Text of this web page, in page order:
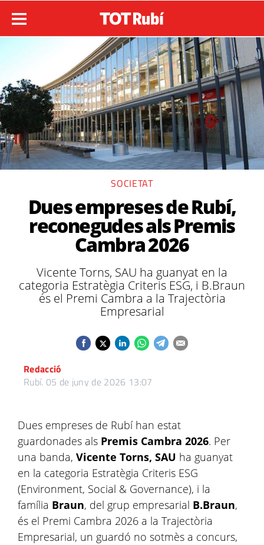
SOCIETAT
Dues empreses de Rubí,
reconegudes als Premis
Cambra 2026
Vicente Torns, SAU ha guanyat en la
categoria Estratègia Criteris ESG, i B.Braun
és el Premi Cambra a la Trajectòria
Empresarial
Redacció
Rubí. 05 de juny de 2026 13:07
Dues empreses de Rubí han estat
guardonades als Premis Cambra 2026. Per
una banda, Vicente Torns, SAU ha guanyat
en la categoria Estratègia Criteris ESG
(Environment, Social & Governance), i la
família Braun, del grup empresarial B.Braun,
és el Premi Cambra 2026 a la Trajectòria
Empresarial, un guardó no sotmès a concurs,